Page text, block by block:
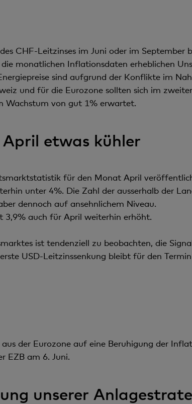
CHF-Leitzinses im Juni oder im
monatlichen Inflationsdaten erheblichen
sind aufgrund der Konflikte im
und für die Eurozone sollten sich im
Wachstum von gut 1% erwartet.
etwas kühler
für den Monat April
unter 4%. Die Zahl der ausserhalb der
dennoch auf ansehnlichem Niveau.
auch für April weiterhin erhöht.
ist tendenziell zu beobachten, die
USD-Leitzinssenkung bleibt für den
der Eurozone auf eine Beruhigung der
EZB am 6. Juni.
unserer